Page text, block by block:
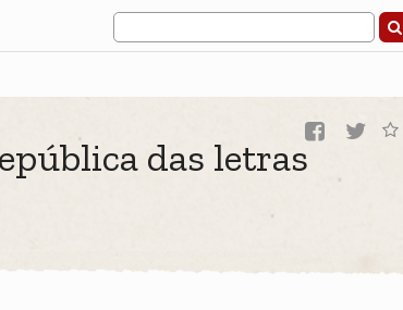
das letras